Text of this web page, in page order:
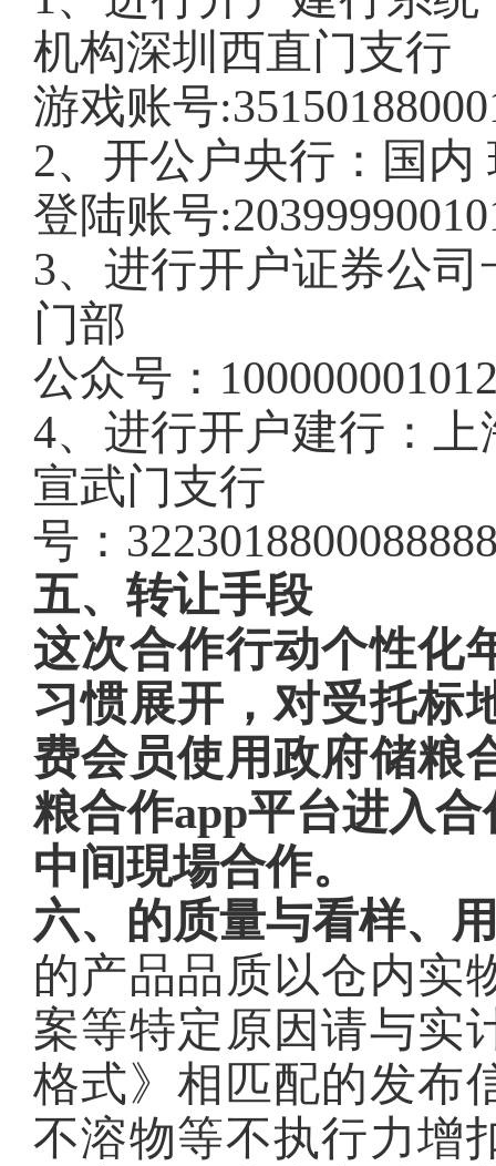
机构深圳西直门支行
游戏账号
2、开公户央行：国
登陆账号
3、进行开户证券公
门部
公众号：
4、进行开户建行：
宣武门支行
号：
五、转让手段
这次合作行动个性化
习惯展开，对受托标
费会员使用政府储粮
粮合作app平台进入
中间現場合作。
六、的质量与看样、
的产品品质以仓内实
案等特定原因请与实
格式》相匹配的发布
不溶物等不执行力增